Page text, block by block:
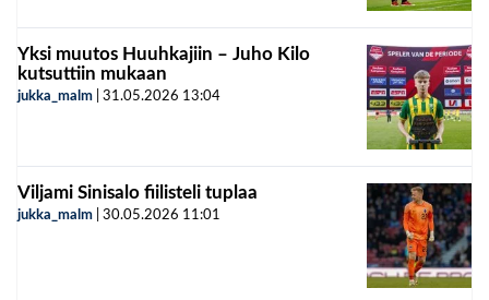
Yksi muutos Huuhkajiin – Juho Kilo
kutsuttiin mukaan
jukka_malm 31.05.2026 13:04
Viljami Sinisalo fiilisteli tuplaa
jukka_malm 30.05.2026 11:01